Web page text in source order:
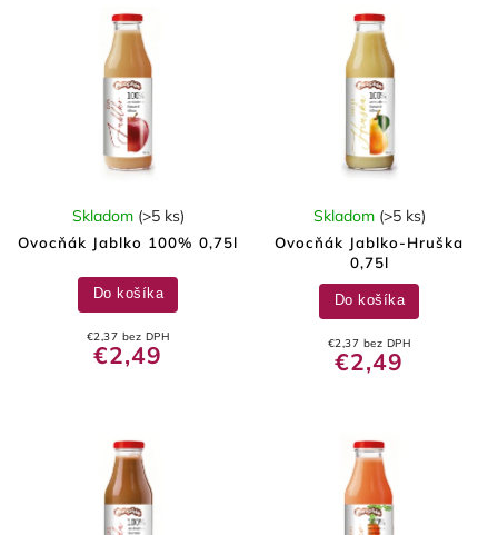
Ovocňák Jablko 100% 0,75l
Skladom (>5 ks)
€2,37 bez DPH
€2,49
Do košíka
Ovocňák Jablko-Hruška
0,75l
Skladom (>5 ks)
€2,37 bez DPH
€2,49
Do košíka